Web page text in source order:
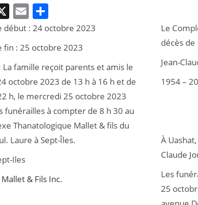
X E
m
ai
l
ar
ta
g
er
début :24 octobre 2023
fin :25 octobre 2023
La famille reçoit parents et amis le
octobre 2023 de 13 h à 16 h et de
h, le mercredi 25 octobre 2023
funérailles à compter de 8 h 30 au
Thanatologique Mallet & fils du
Laure à Sept-Îles.
Iles
& Fils Inc.
Le
décès de
Jean-
1954 –
À
Claude
Les
25